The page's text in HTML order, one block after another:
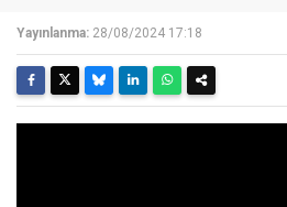
Yayınlanma: 28/08/2024 17:18